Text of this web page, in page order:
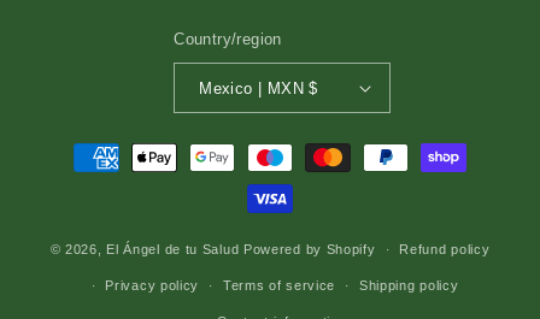
Country/region
Mexico | MXN $
Payment
methods
© 2026, El Ángel de tu Salud Powered by Shopify Refund policy
Privacy policy Terms of service Shipping policy